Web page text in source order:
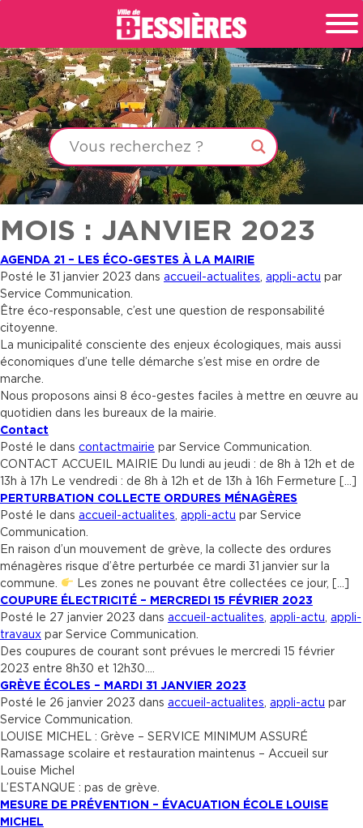
MOIS : JANVIER 2023
AGENDA 21 – LES ÉCO-GESTES À LA MAIRIE
Posté le 31 janvier 2023 dans accueil-actualites appli-actu par
Service Communication.
Être éco-responsable, c’est une question de responsabilité
citoyenne.
La municipalité consciente des enjeux écologiques, mais aussi
économiques d’une telle démarche s’est mise en ordre de
marche.
Nous proposons ainsi 8 éco-gestes faciles à mettre en œuvre au
quotidien dans les bureaux de la mairie.
Contact
Posté le dans contactmairie par Service Communication.
CONTACT ACCUEIL MAIRIE Du lundi au jeudi : de 8h à 12h et de
13h à 17h Le vendredi : de 8h à 12h et de 13h à 16h Fermeture [...]
PERTURBATION COLLECTE ORDURES MÉNAGÈRES
Posté le dans accueil-actualites appli-actu par Service
Communication.
En raison d’un mouvement de grève, la collecte des ordures
ménagères risque d’être perturbée ce mardi 31 janvier sur la
commune.
Les zones ne pouvant être collectées ce jour, [...]
COUPURE ÉLECTRICITÉ – MERCREDI 15 FÉVRIER 2023
Posté le 27 janvier 2023 dans accueil-actualites appli-actu appli-
travaux par Service Communication.
Des coupures de courant sont prévues le mercredi 15 février
2023 entre 8h30 et 12h30….
GRÈVE ÉCOLES – MARDI 31 JANVIER 2023
Posté le 26 janvier 2023 dans accueil-actualites appli-actu par
Service Communication.
LOUISE MICHEL : Grève – SERVICE MINIMUM ASSURÉ
Ramassage scolaire et restauration maintenus – Accueil sur
Louise Michel
L’ESTANQUE : pas de grève.
MESURE DE PRÉVENTION – ÉVACUATION ÉCOLE LOUISE
MICHEL